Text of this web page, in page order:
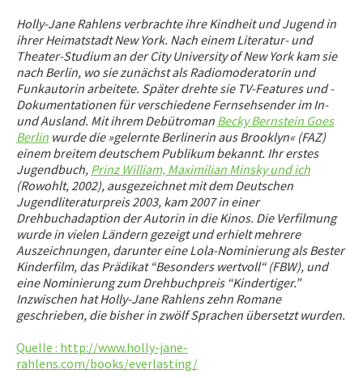
Holly-Jane Rahlensverbrachte ihre Kindheit und Jugend in
ihrer Heimatstadt New York. Nach einem Literatur- und
Theater-Studium an der City University of New York kam sie
nach Berlin, wo sie zunächst als Radiomoderatorin und
Funkautorin arbeitete. Später drehte sie TV-Features und -
Dokumentationen für verschiedene Fernsehsender im In-
und Ausland. Mit ihrem Debütroman Becky Bernstein Goes
Berlin wurde die »gelernte Berlinerin aus Brooklyn« (FAZ)
einem breitem deutschem Publikum bekannt. Ihr erstes
Jugendbuch, Prinz William, Maximilian Minsky und ich
(Rowohlt, 2002), ausgezeichnet mit dem Deutschen
Jugendliteraturpreis 2003, kam 2007 in einer
Drehbuchadaption der Autorin in die Kinos. Die Verfilmung
wurde in vielen Ländern gezeigt und erhielt mehrere
Auszeichnungen, darunter eine Lola-Nominierung als Bester
Kinderfilm, das Prädikat “Besonders wertvoll“ (FBW), und
eine Nominierung zum Drehbuchpreis “Kindertiger.”
Inzwischen hat Holly-Jane Rahlens zehn Romane
geschrieben, die bisher in zwölf Sprachen übersetzt wurden.
Quelle : http://www.holly-jane-
rahlens.com/books/everlasting/